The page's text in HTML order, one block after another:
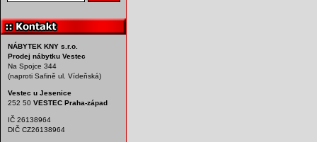
NÁBYTEK KNY s.r.o.
Prodej nábytku Vestec
Na Spojce 344
(naproti Safině ul. Vídeňská)
Vestec u Jesenice
252 50 VESTEC Praha-západ
IČ 26138964
DIČ CZ26138964